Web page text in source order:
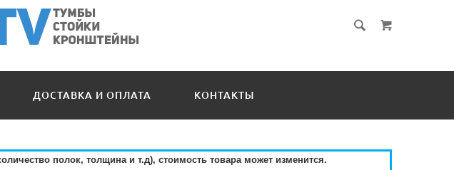
ДОСТАВКА И ОПЛАТА
КОНТАКТЫ
полок, толщина и т.д), стоимость товара может изменится.